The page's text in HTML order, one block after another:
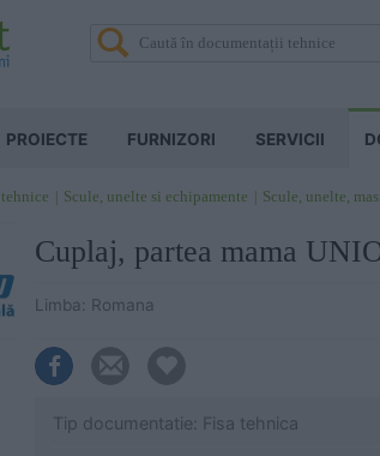
PROIECTE FURNIZORI SERVICII
Scule, unelte si echipamente Scule, unelte,
Cuplaj, partea mama
Limba: Romana
Tip documentatie: Fisa tehnica